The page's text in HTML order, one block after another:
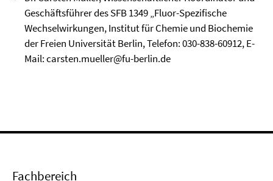
Geschäftsführer des SFB 1349 „Fluor-Spezifische
Wechselwirkungen, Institut für Chemie und Biochemie
der Freien Universität Berlin, Telefon: 030-838-60912, E-
Mail: carsten.mueller@fu-berlin.de
Fachbereich